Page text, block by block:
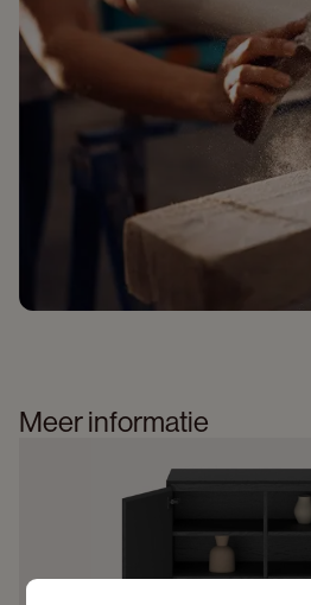
Meer informatie